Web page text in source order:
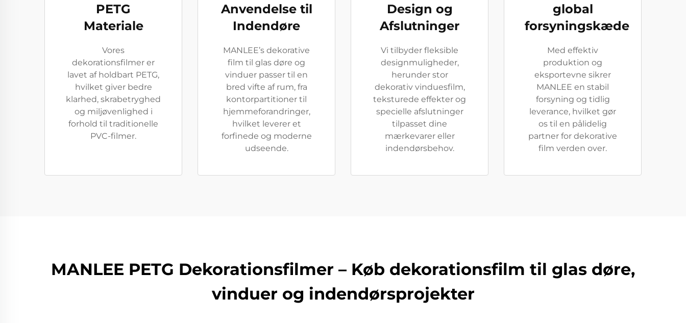
PETG
Materiale
Vores
dekorationsfilmer er
lavet af holdbart PETG,
hvilket giver bedre
klarhed, skrabetryghed
og miljøvenlighed i
forhold til traditionelle
PVC-filmer.
Anvendelse til
Indendøre
MANLEE’s dekorative
film til glas døre og
vinduer passer til en
bred vifte af rum, fra
kontorpartitioner til
hjemmeforandringer,
hvilket leverer et
forfinede og moderne
udseende.
Design og
Afslutninger
Vi tilbyder fleksible
designmuligheder,
herunder stor
dekorativ vinduesfilm,
teksturede effekter og
specielle afslutninger
tilpasset dine
mærkevarer eller
indendørsbehov.
global
forsyningskæde
Med effektiv
produktion og
eksportevne sikrer
MANLEE en stabil
forsyning og tidlig
leverance, hvilket gør
os til en pålidelig
partner for dekorative
film verden over.
MANLEE PETG Dekorationsfilmer – Køb dekorationsfilm til glas døre,
vinduer og indendørsprojekter